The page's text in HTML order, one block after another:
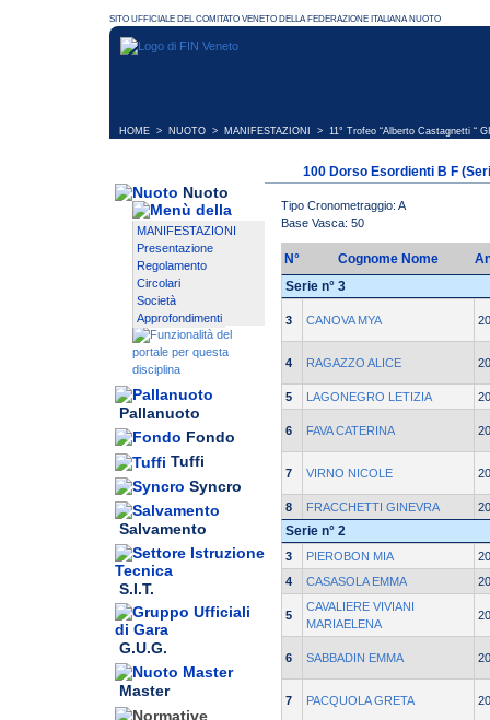
HOME > NUOTO > MANIFESTAZIONI > 11° Trofeo “Alberto Castagnetti “
Nuoto
MANIFESTAZIONI
Presentazione
Regolamento
Circolari
Società
Approfondimenti
Pallanuoto
Fondo
Tuffi
Syncro
Salvamento
S.I.T.
G.U.G.
Master
100 Dorso Esordienti B F
Tipo Cronometraggio: A
Base Vasca: 50
N° Cognome Nome
Serie n° 3
3 CANOVA MYA
4 RAGAZZO ALICE
5 LAGONEGRO LETIZIA
6 FAVA CATERINA
7 VIRNO NICOLE
8 FRACCHETTI GINEVRA
Serie n° 2
3 PIEROBON MIA
4
CASASOLA EMMA
5
CAVALIERE VIVIANI
MARIAELENA
6 SABBADIN EMMA
7 PACQUOLA GRETA